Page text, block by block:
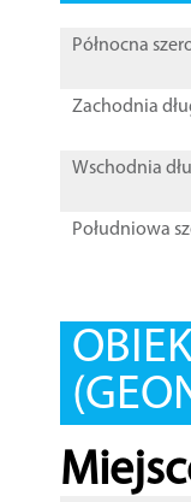
Północna
Zachodnia
Wschodnia
Południowa